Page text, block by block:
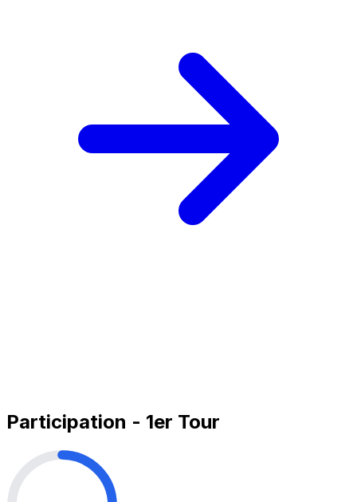
Participation - 1er Tour